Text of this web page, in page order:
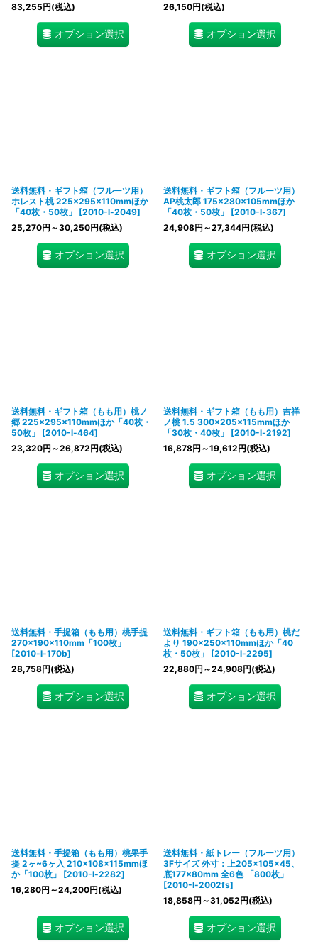
83,255円(税込)
オプション選択
26,150円(税込)
オプション選択
送料無料・ギフト箱（フルーツ用）
ホレスト桃 225×295×110mmほか
「40枚・50枚」
[2010-l-2049]
25,270円 ～30,250円(税込)
オプション選択
送料無料・ギフト箱（フルーツ用）
AP桃太郎 175×280×105mmほか
「40枚・50枚」
[2010-l-367]
24,908円 ～27,344円(税込)
オプション選択
送料無料・ギフト箱（もも用）桃ノ
郷 225×295×110mmほか「40枚・
50枚」
[2010-l-464]
23,320円 ～26,872円(税込)
オプション選択
送料無料・ギフト箱（もも用）吉祥
ノ桃 1.5 300×205×115mmほか
「30枚・40枚」
[2010-l-2192]
16,878円 ～19,612円(税込)
オプション選択
送料無料・手提箱（もも用）桃手提
270×190×110mm「100枚」
[2010-l-170b]
28,758円(税込)
オプション選択
送料無料・ギフト箱（もも用）桃だ
より 190×250×110mmほか「40
枚・50枚」
[2010-l-2295]
22,880円 ～24,908円(税込)
オプション選択
送料無料・手提箱（もも用）桃果手
提 2ヶ~6ヶ入 210×108×115mmほ
か「100枚」
[2010-l-2282]
16,280円 ～24,200円(税込)
オプション選択
送料無料・紙トレー（フルーツ用）
3Fサイズ 外寸：上205×105×45、
底177×80mm 全6色 「800枚」
[2010-l-2002fs]
18,858円 ～31,052円(税込)
オプション選択